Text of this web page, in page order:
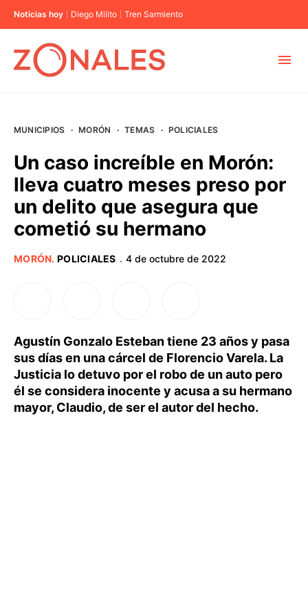
Noticias hoy Diego Milito Tren Sarmiento
BUENOS AIRES
PROVINCIAS
MUNICIPIOS · MORÓN · TEMAS · POLICIALES
Un caso increíble en Morón:
lleva cuatro meses preso por
un delito que asegura que
cometió su hermano
MORÓN. POLICIALES · 4 de octubre de 2022
Agustín Gonzalo Esteban tiene 23 años y pasa
sus días en una cárcel de Florencio Varela. La
Justicia lo detuvo por el robo de un auto pero
él se considera inocente y acusa a su hermano
mayor, Claudio, de ser el autor del hecho.